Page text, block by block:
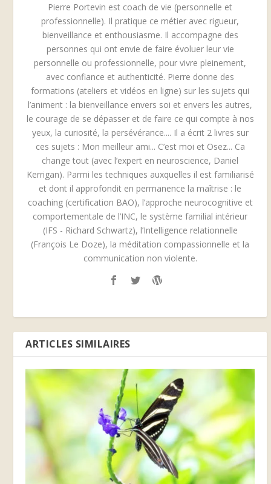
Pierre Portevin est coach de vie (personnelle et
professionnelle). Il pratique ce métier avec rigueur,
bienveillance et enthousiasme. Il accompagne des
personnes qui ont envie de faire évoluer leur vie
personnelle ou professionnelle, pour vivre pleinement,
avec confiance et authenticité. Pierre donne des
formations (ateliers et vidéos en ligne) sur les sujets qui
l’animent : la bienveillance envers soi et envers les autres,
le courage de se dépasser et de faire ce qui compte à nos
yeux, la curiosité, la persévérance.... Il a écrit 2 livres sur
ces sujets : Mon meilleur ami... C’est moi et Osez... Ca
change tout (avec l’expert en neuroscience, Daniel
Kerrigan). Parmi les techniques auxquelles il est familiarisé
et dont il approfondit en permanence la maîtrise : le
coaching (certification BAO), l’approche neurocognitive et
comportementale de l’INC, le système familial intérieur
(IFS - Richard Schwartz), l’Intelligence relationnelle
(François Le Doze), la méditation compassionnelle et la
communication non violente.
ARTICLES SIMILAIRES